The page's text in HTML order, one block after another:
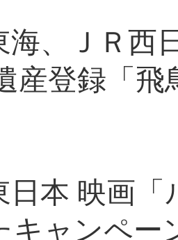
海、ＪＲ西
産登録「
日本 映画
キャンペー